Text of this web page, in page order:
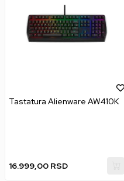
Tastatura Alienware AW410K
16.999,00 RSD